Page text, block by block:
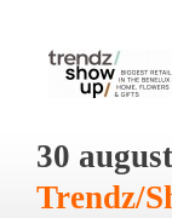
30
Trendz/